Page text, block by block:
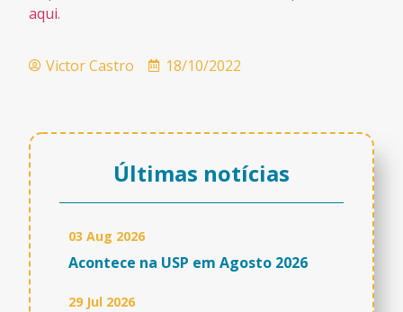
aqui.
Victor Castro 18/10/2022
Últimas notícias
03 Aug 2026
Acontece na USP em Agosto 2026
29 Jul 2026